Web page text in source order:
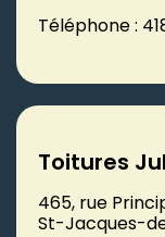
Téléphone :
Toitures
465, rue
St-Jacques-